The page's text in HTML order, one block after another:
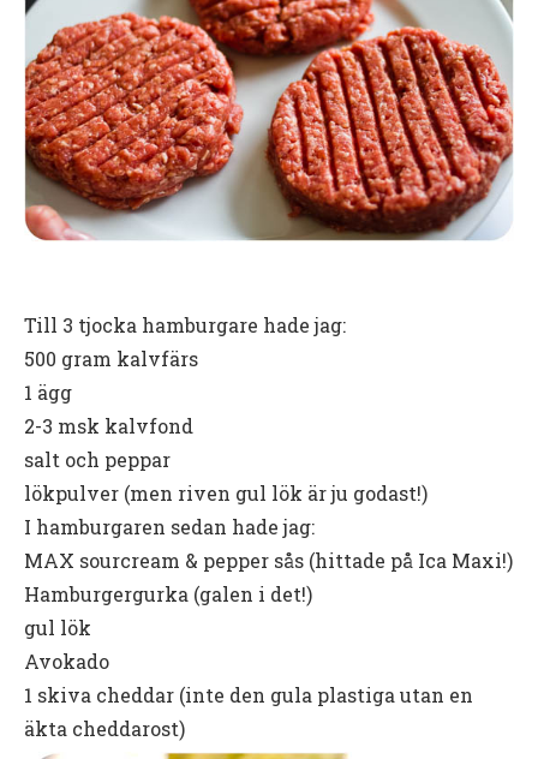
Till 3 tjocka hamburgare hade jag:
500 gram kalvfärs
1 ägg
2-3 msk kalvfond
salt och peppar
lökpulver (men riven gul lök är ju godast!)
I hamburgaren sedan hade jag:
MAX sourcream & pepper sås (hittade på Ica Maxi!)
Hamburgergurka (galen i det!)
gul lök
Avokado
1 skiva cheddar (inte den gula plastiga utan en
äkta cheddarost)